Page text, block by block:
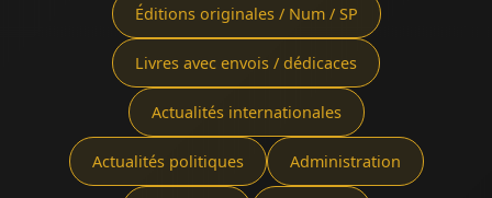
Éditions originales / Num / SP
Livres avec envois / dédicaces
Actualités internationales
Actualités politiques Administration